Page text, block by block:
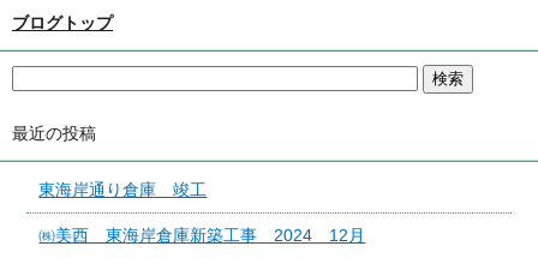
ブログトップ
最近の投稿
東海岸通り倉庫 竣工
㈱美西 東海岸倉庫新築工事 2024 12月